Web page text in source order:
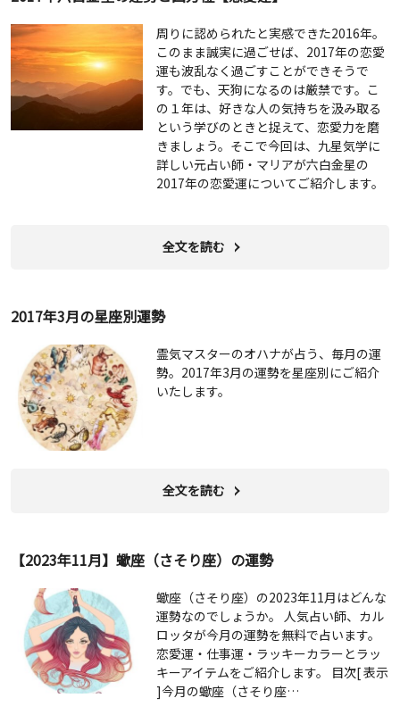
周りに認められたと実感できた2016年。
このまま誠実に過ごせば、2017年の恋愛
運も波乱なく過ごすことができそうで
す。でも、天狗になるのは厳禁です。こ
の１年は、好きな人の気持ちを汲み取る
という学びのときと捉えて、恋愛力を磨
きましょう。そこで今回は、九星気学に
詳しい元占い師・マリアが六白金星の
2017年の恋愛運についてご紹介します。
全文を読む
2017年3月の星座別運勢
霊気マスターのオハナが占う、毎月の運
勢。2017年3月の運勢を星座別にご紹介
いたします。
全文を読む
【2023年11月】蠍座（さそり座）の運勢
蠍座（さそり座）の2023年11月はどんな
運勢なのでしょうか。 人気占い師、カル
ロッタが今月の運勢を無料で占います。
恋愛運・仕事運・ラッキーカラーとラッ
キーアイテムをご紹介します。 目次[ 表示
]今月の蠍座（さそり座…